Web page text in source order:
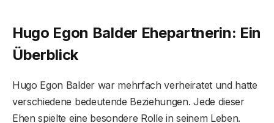
Hugo Egon Balder Ehepartnerin: Ein
Überblick
Hugo Egon Balder war mehrfach verheiratet und hatte
verschiedene bedeutende Beziehungen. Jede dieser
Ehen spielte eine besondere Rolle in seinem Leben.